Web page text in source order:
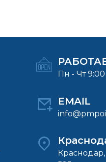
Пн - Чт 9:00
EMAIL
Краснодар,